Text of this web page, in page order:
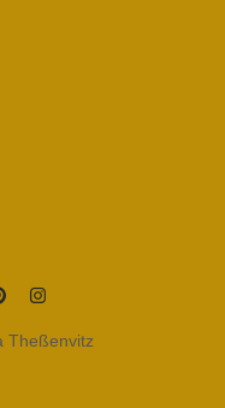
Anja
Theßenvitz